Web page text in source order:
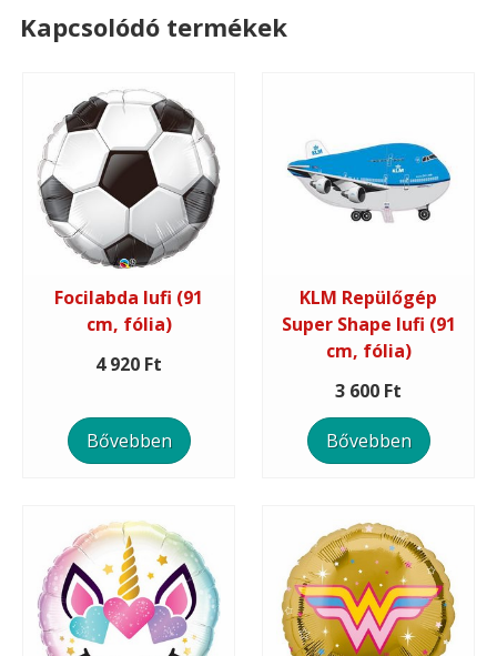
Kapcsolódó termékek
Focilabda lufi (91
cm, fólia)
4 920 Ft
Bővebben
KLM Repülőgép
Super Shape lufi (91
cm, fólia)
3 600 Ft
Bővebben